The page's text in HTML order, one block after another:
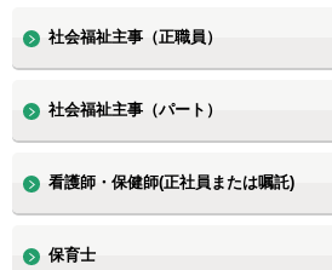
社会福祉主事（正職員）
社会福祉主事（パート）
看護師・保健師(正社員または嘱託)
保育士